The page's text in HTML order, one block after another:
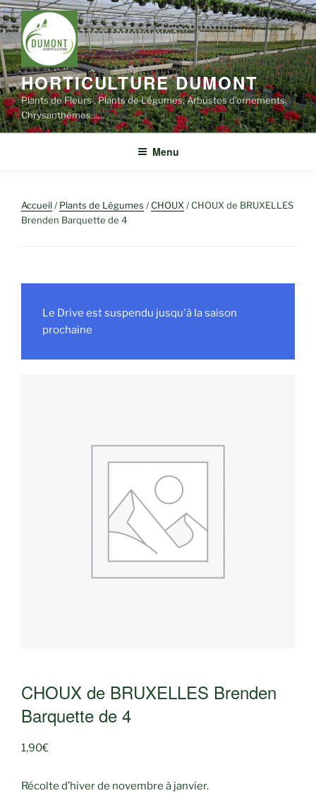
Aller
au
contenu
principal
HORTICULTURE DUMONT
Plants de Fleurs , Plants de Légumes, Arbustes d'ornements,
Chrysanthèmes……
Menu
Accueil/Plants de Légumes /CHOUX / CHOUX de BRUXELLES
Brenden Barquette de 4
Le Drive est suspendu jusqu'à la saison
prochaine
CHOUX de BRUXELLES Brenden
Barquette de 4
1,90€
Récolte d’hiver de novembre à janvier.